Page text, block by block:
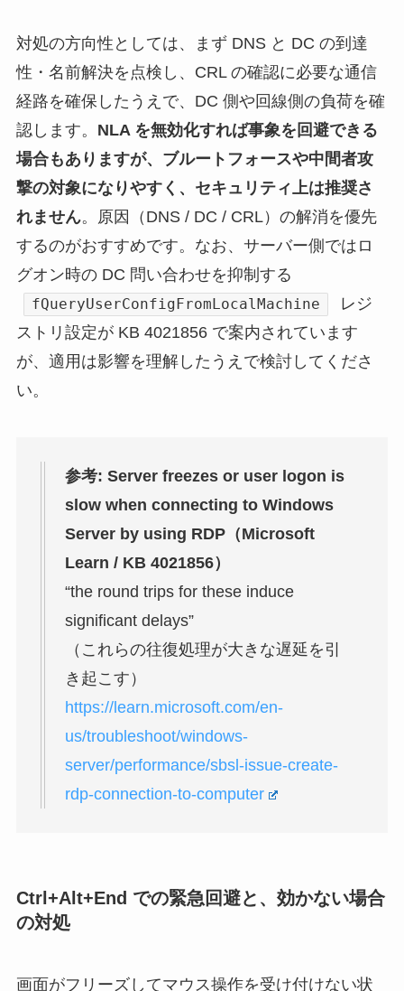
対処の方向性としては、まず DNS と DC の到達
性・名前解決を点検し、CRL の確認に必要な通信
経路を確保したうえで、DC 側や回線側の負荷を確
認します。 NLA を無効化すれば事象を回避できる
場合もありますが、ブルートフォースや中間者攻
撃の対象になりやすく、セキュリティ上は推奨さ
れません。原因（DNS / DC / CRL）の解消を優先
するのがおすすめです。なお、サーバー側ではロ
グオン時の DC 問い合わせを抑制する
fQueryUserConfigFromLocalMachine
レジ
ストリ設定が KB 4021856 で案内されています
が、適用は影響を理解したうえで検討してくださ
い。
参考: Server freezes or user logon is
slow when connecting to Windows
Server by using RDP（Microsoft
Learn / KB 4021856）
“the round trips for these induce
significant delays”
（これらの往復処理が大きな遅延を引
き起こす）
https://learn.microsoft.com/en-
us/troubleshoot/windows-
server/performance/sbsl-issue-create-
rdp-connection-to-computer
Ctrl+Alt+End での緊急回避と、効かない場合
の対処
画面がフリーズしてマウス操作を受け付けない状